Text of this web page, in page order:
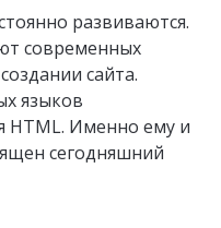
развиваются.
современных
сайта.
языков
HTML. Именно ему и
сегодняшний